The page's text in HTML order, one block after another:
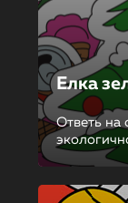
Елка
Ответь на